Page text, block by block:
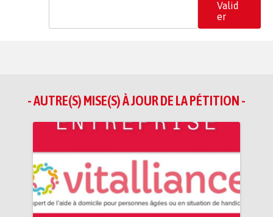
Valid
er
- AUTRE(S) MISE(S) À JOUR DE LA PÉTITION -